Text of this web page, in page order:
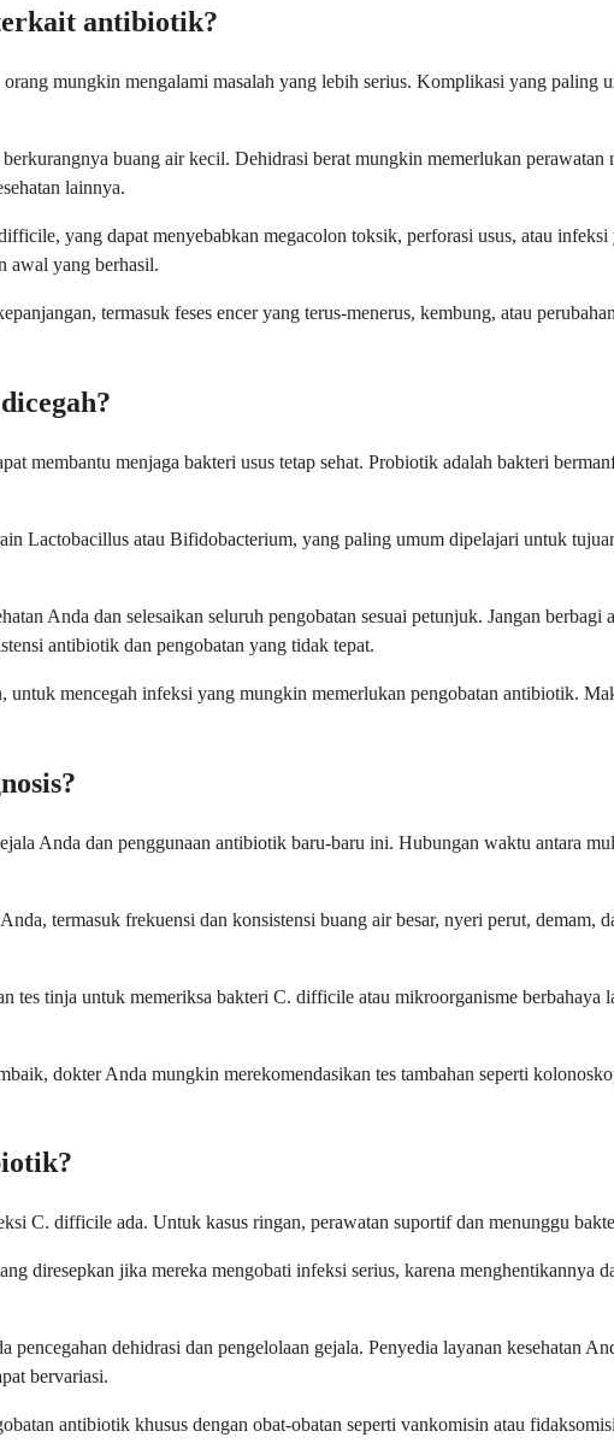
antibiotik?
mungkin mengalami masalah yang lebih serius. Komplikasi yang paling
buang air kecil. Dehidrasi berat mungkin memerlukan perawatan
lainnya.
yang dapat menyebabkan megacolon toksik, perforasi usus, atau
awal yang berhasil.
termasuk feses encer yang terus-menerus, kembung, atau
membantu menjaga bakteri usus tetap sehat. Probiotik adalah bakteri
Lactobacillus atau Bifidobacterium, yang paling umum dipelajari untuk
Anda dan selesaikan seluruh pengobatan sesuai petunjuk. Jangan
antibiotik dan pengobatan yang tidak tepat.
mencegah infeksi yang mungkin memerlukan pengobatan antibiotik.
Anda dan penggunaan antibiotik baru-baru ini. Hubungan waktu antara
termasuk frekuensi dan konsistensi buang air besar, nyeri perut,
tes tinja untuk memeriksa bakteri C. difficile atau mikroorganisme
dokter Anda mungkin merekomendasikan tes tambahan seperti
C. difficile ada. Untuk kasus ringan, perawatan suportif dan menunggu
diresepkan jika mereka mengobati infeksi serius, karena menghentikannya
dehidrasi dan pengelolaan gejala. Penyedia layanan kesehatan
bervariasi.
antibiotik khusus dengan obat-obatan seperti vankomisin atau